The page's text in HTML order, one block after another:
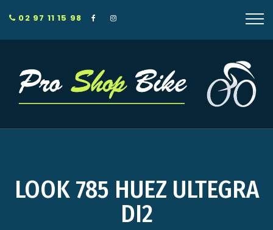
02 97 11 15 98
LOOK 785 HUEZ ULTEGRA
DI2